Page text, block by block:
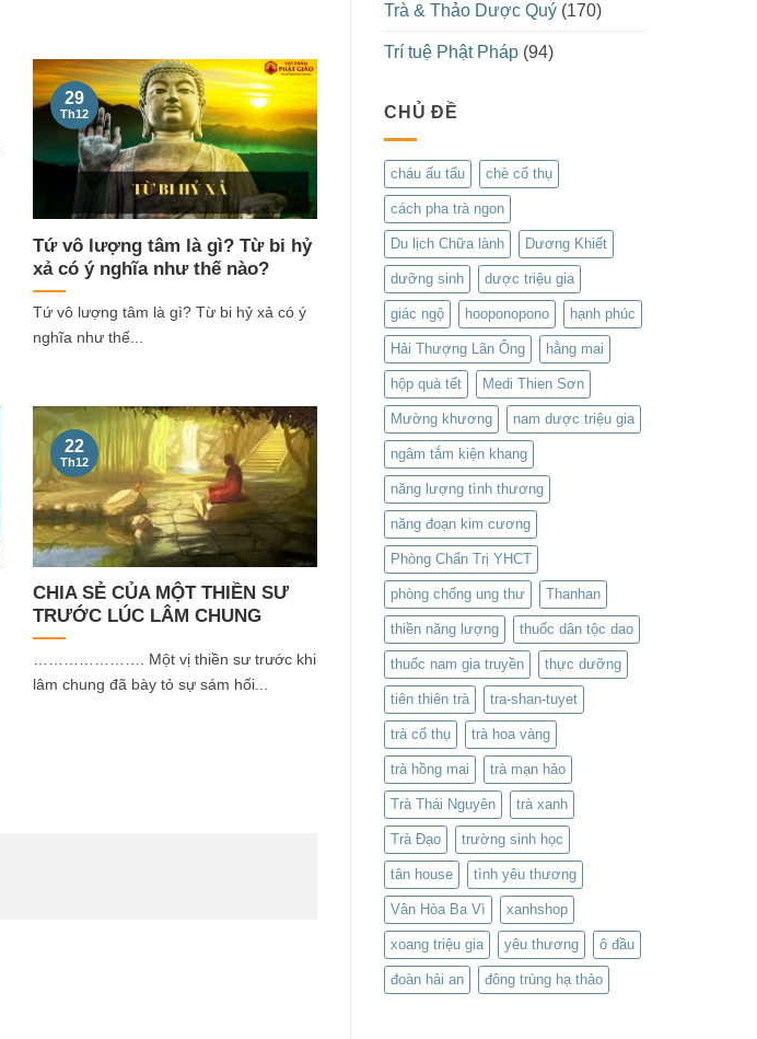
Tứ vô lượng tâm là gì? Từ bi hỷ
xả có ý nghĩa như thế nào?
Tứ vô lượng tâm là gì? Từ bi hỷ xả có ý
nghĩa như thế...
29
Th12
CHIA SẺ CỦA MỘT THIỀN SƯ
TRƯỚC LÚC LÂM CHUNG
…………………. Một vị thiền sư trước khi
lâm chung đã bày tỏ sự sám hối...
22
Th12
Trà & Thảo Dược Quý (170)
Trí tuệ Phật Pháp (94)
CHỦ ĐỀ
cháu ấu tẩu chè cổ thụ
cách pha trà ngon
Du lịch Chữa lành Dương Khiết
dưỡng sinh dược triệu gia
giác ngộ hooponopono hạnh phúc
Hải Thượng Lãn Ông hằng mai
hộp quà tết Medi Thien Sơn
Mường khương nam dược triệu gia
ngâm tắm kiện khang
năng lượng tình thương
năng đoạn kim cương
Phòng Chẩn Trị YHCT
phòng chống ung thư Thanhan
thiền năng lượng thuốc dân tộc dao
thuốc nam gia truyền thực dưỡng
tiên thiên trà tra-shan-tuyet
trà cổ thụ trà hoa vàng
trà hồng mai trà mạn hảo
Trà Thái Nguyên trà xanh
Trà Đạo trường sinh học
tân house tình yêu thương
Vân Hòa Ba Vì xanhshop
xoang triệu gia yêu thương ô đầu
đoàn hải an đông trùng hạ thảo